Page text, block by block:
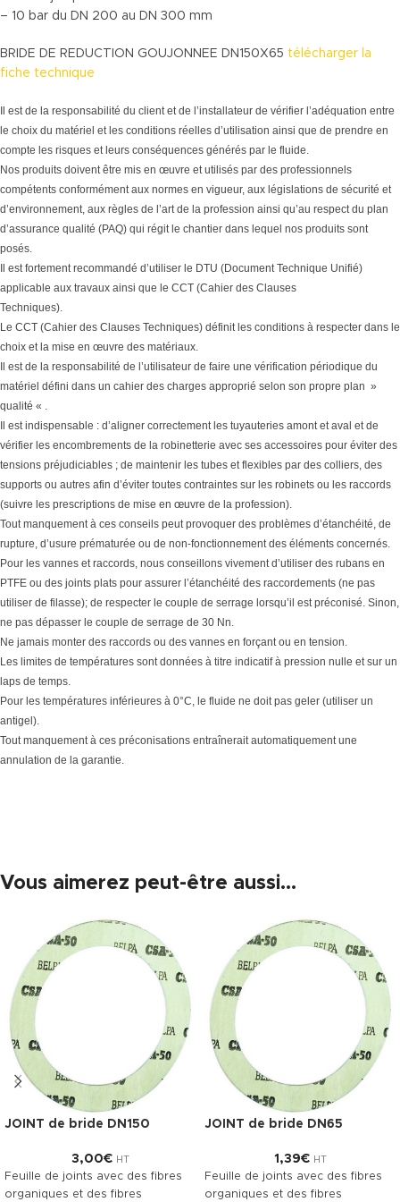
– 10 bar du DN 200 au DN 300 mm
BRIDE DE REDUCTION GOUJONNEE DN150X65 télécharger la
fiche technique
Il est de la responsabilité du client et de l’installateur de vérifier l’adéquation entre
le choix du matériel et les conditions réelles d’utilisation ainsi que de prendre en
compte les risques et leurs conséquences générés par le fluide.
Nos produits doivent être mis en œuvre et utilisés par des professionnels
compétents conformément aux normes en vigueur, aux législations de sécurité et
d’environnement, aux règles de l’art de la profession ainsi qu’au respect du plan
d’assurance qualité (PAQ) qui régit le chantier dans lequel nos produits sont
posés.
Il est fortement recommandé d’utiliser le DTU (Document Technique Unifié)
applicable aux travaux ainsi que le CCT (Cahier des Clauses
Techniques).
Le CCT (Cahier des Clauses Techniques) définit les conditions à respecter dans le
choix et la mise en œuvre des matériaux.
Il est de la responsabilité de l’utilisateur de faire une vérification périodique du
matériel défini dans un cahier des charges approprié selon son propre plan »
qualité « .
Il est indispensable : d’aligner correctement les tuyauteries amont et aval et de
vérifier les encombrements de la robinetterie avec ses accessoires pour éviter des
tensions préjudiciables ; de maintenir les tubes et flexibles par des colliers, des
supports ou autres afin d’éviter toutes contraintes sur les robinets ou les raccords
(suivre les prescriptions de mise en œuvre de la profession).
Tout manquement à ces conseils peut provoquer des problèmes d’étanchéité, de
rupture, d’usure prématurée ou de non-fonctionnement des éléments concernés.
Pour les vannes et raccords, nous conseillons vivement d’utiliser des rubans en
PTFE ou des joints plats pour assurer l’étanchéité des raccordements (ne pas
utiliser de filasse); de respecter le couple de serrage lorsqu’il est préconisé. Sinon,
ne pas dépasser le couple de serrage de 30 Nn.
Ne jamais monter des raccords ou des vannes en forçant ou en tension.
Les limites de températures sont données à titre indicatif à pression nulle et sur un
laps de temps.
Pour les températures inférieures à 0°C, le fluide ne doit pas geler (utiliser un
antigel).
Tout manquement à ces préconisations entraînerait automatiquement une
annulation de la garantie.
Vous aimerez peut-être aussi…
JOINT de bride DN150
3,00€ HT
Feuille de joints avec des fibres
organiques et des fibres
JOINT de bride DN65
1,39€ HT
Feuille de joints avec des fibres
organiques et des fibres